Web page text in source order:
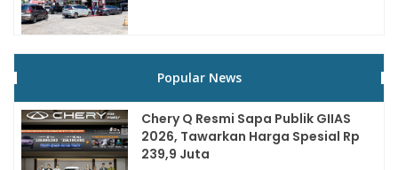
Popular News
Chery Q Resmi Sapa Publik GIIAS
2026, Tawarkan Harga Spesial Rp
239,9 Juta